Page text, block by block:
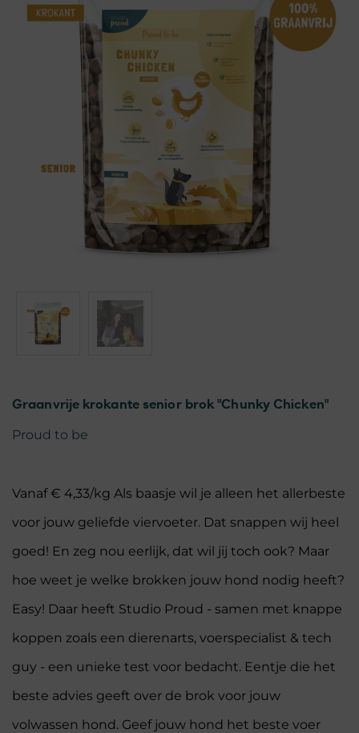
Graanvrije krokante senior brok "Chunky Chicken"
Proud to be
Vanaf € 4,33/kg Als baasje wil je alleen het allerbeste
voor jouw geliefde viervoeter. Dat snappen wij heel
goed! En zeg nou eerlijk, dat wil jij toch ook? Maar
hoe weet je welke brokken jouw hond nodig heeft?
Easy! Daar heeft Studio Proud - samen met knappe
koppen zoals een dierenarts, voerspecialist & tech
guy - een unieke test voor bedacht. Eentje die het
beste advies geeft over de brok voor jouw
volwassen hond. Geef jouw hond het beste voer